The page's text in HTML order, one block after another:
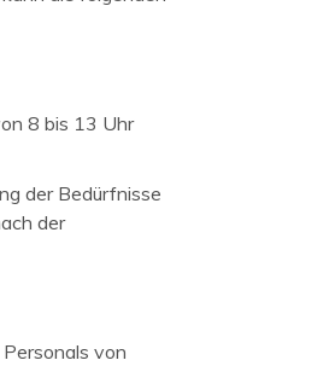
8 bis 13 Uhr
der Bedürfnisse
der
von